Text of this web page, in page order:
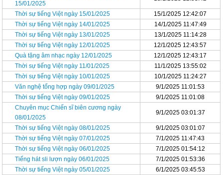
15/01/2025
Thời sự tiếng Việt ngày 15/01/2025
15/1/2025 12:42:07
Thời sự tiếng Việt ngày 14/01/2025
14/1/2025 11:47:49
Thời sự tiếng Việt ngày 13/01/2025
13/1/2025 11:14:28
Thời sự tiếng Việt ngày 12/01/2025
12/1/2025 12:43:57
Quà tặng âm nhạc ngày 12/01/2025
12/1/2025 12:43:17
Thời sự tiếng Việt ngày 11/01/2025
11/1/2025 13:55:02
Thời sự tiếng Việt ngày 10/01/2025
10/1/2025 11:24:27
Văn nghệ tổng hợp ngày 09/01/2025
9/1/2025 11:01:53
Thời sự tiếng Việt ngày 09/01/2025
9/1/2025 11:01:08
Chuyên mục Chiến sĩ biên cương ngày
08/01/2025
9/1/2025 03:01:37
Thời sự tiếng Việt ngày 08/01/2025
9/1/2025 03:01:07
Thời sự tiếng Việt ngày 07/01/2025
7/1/2025 11:47:43
Thời sự tiếng Việt ngày 06/01/2025
7/1/2025 01:54:12
Tiếng hát sli lượn ngày 06/01/2025
7/1/2025 01:53:36
Thời sự tiếng Việt ngày 05/01/2025
6/1/2025 03:45:53